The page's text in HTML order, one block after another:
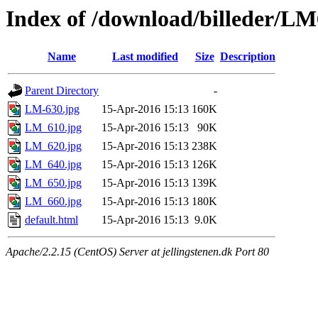
Index of /download/billeder/
Name Last modified Size Description
Parent Directory
-
LM-630.jpg
15-Apr-2016 15:13 160K
LM_610.jpg
15-Apr-2016 15:13
90K
LM_620.jpg
15-Apr-2016 15:13 238K
LM_640.jpg
15-Apr-2016 15:13 126K
LM_650.jpg
15-Apr-2016 15:13 139K
LM_660.jpg
15-Apr-2016 15:13 180K
default.html
15-Apr-2016 15:13 9.0K
Apache/2.2.15 (CentOS) Server at jellingstenen.dk Port 80